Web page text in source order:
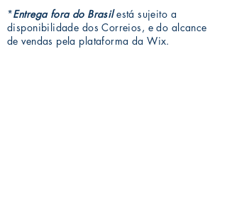
*Entrega fora do Brasilestá sujeito a
disponibilidade dos Correios, e do alcance
de vendas pela plataforma da Wix.